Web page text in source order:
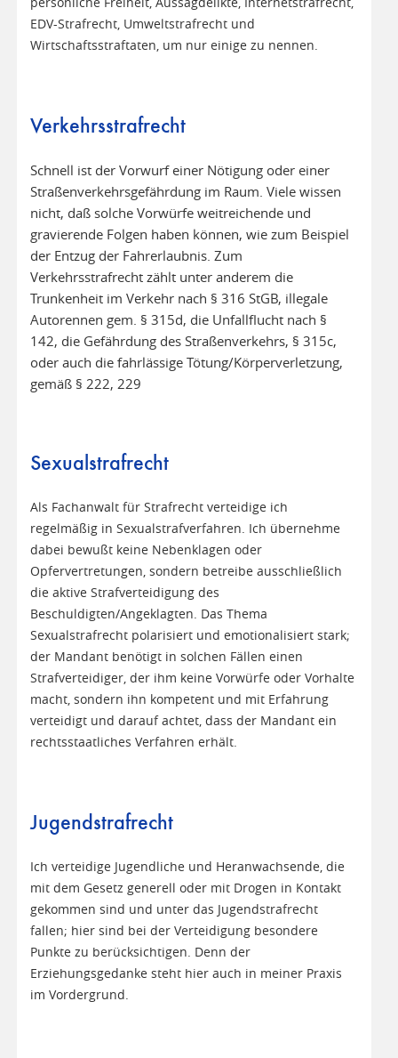
EDV-Strafrecht, Umweltstrafrecht und
Wirtschaftsstraftaten, um nur einige zu nennen.
Verkehrsstrafrecht
Schnell ist der Vorwurf einer Nötigung oder einer
Straßenverkehrsgefährdung im Raum. Viele wissen
nicht, daß solche Vorwürfe weitreichende und
gravierende Folgen haben können, wie zum Beispiel
der Entzug der Fahrerlaubnis. Zum
Verkehrsstrafrecht zählt unter anderem die
Trunkenheit im Verkehr nach § 316 StGB, illegale
Autorennen gem. § 315d, die Unfallflucht nach §
142, die Gefährdung des Straßenverkehrs, § 315c,
oder auch die fahrlässige Tötung/Körperverletzung,
gemäß § 222, 229
Sexualstrafrecht
Als Fachanwalt für Strafrecht verteidige ich
regelmäßig in Sexualstrafverfahren. Ich übernehme
dabei bewußt keine Nebenklagen oder
Opfervertretungen, sondern betreibe ausschließlich
die aktive Strafverteidigung des
Beschuldigten/Angeklagten. Das Thema
Sexualstrafrecht polarisiert und emotionalisiert stark;
der Mandant benötigt in solchen Fällen einen
Strafverteidiger, der ihm keine Vorwürfe oder Vorhalte
macht, sondern ihn kompetent und mit Erfahrung
verteidigt und darauf achtet, dass der Mandant ein
rechtsstaatliches Verfahren erhält.
Jugendstrafrecht
Ich verteidige Jugendliche und Heranwachsende, die
mit dem Gesetz generell oder mit Drogen in Kontakt
gekommen sind und unter das Jugendstrafrecht
fallen; hier sind bei der Verteidigung besondere
Punkte zu berücksichtigen. Denn der
Erziehungsgedanke steht hier auch in meiner Praxis
im Vordergrund.